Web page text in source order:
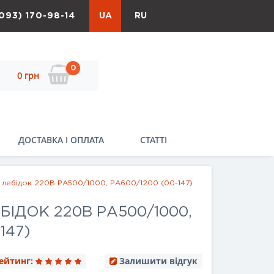
170-98-14 UA RU
0 грн
0
ДОСТАВКА І ОПЛАТА СТАТТІ
лебідок 220В РА500/1000, РА600/1200 (00-147)
220В РА500/1000,
Залишити відгук